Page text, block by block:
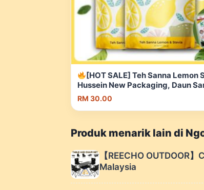
[HOT SALE] Teh Sanna Lemon
Hussein New Packaging, Daun
Tanah Arab Free Detox Kaki,Free
Shopee Malaysia
RM 30.00
Produk menarik lain di
【REECHO OUTDOOR
Malaysia